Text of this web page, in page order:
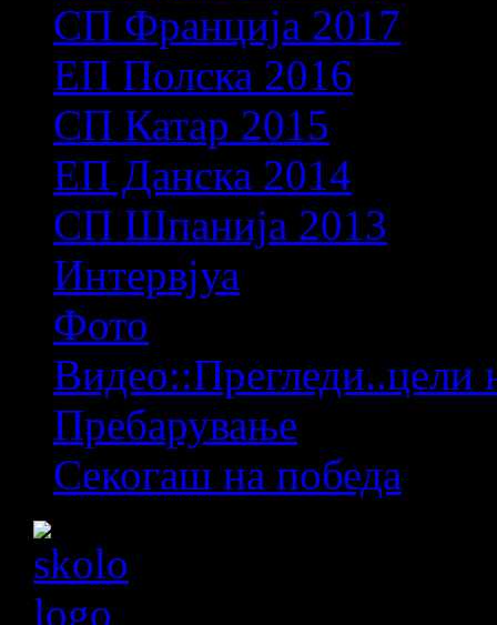
СП Франција 2017
ЕП Полска 2016
СП Катар 2015
ЕП Данска 2014
СП Шпанија 2013
Интервјуа
Фото
Видео::Прегледи..цели
Пребарување
Секогаш на победа